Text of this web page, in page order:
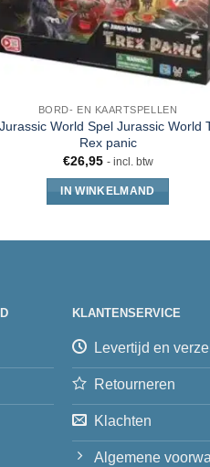
BORD- EN KAARTSPELLEN
Jurassic World Spel Jurassic World
Rex panic
€26,95 - incl. btw
IN WINKELMAND
KLANTENSERVICE
Levertijd en
Retourneren
Klachten
Algemene